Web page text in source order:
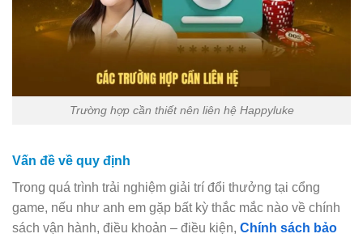
Trường hợp cần thiết nên liên hệ Happyluke
Vấn đề về quy định
Trong quá trình trải nghiệm giải trí đổi thưởng tại cổng
game, nếu như anh em gặp bất kỳ thắc mắc nào về chính
sách vận hành, điều khoản – điều kiện, Chính sách bảo